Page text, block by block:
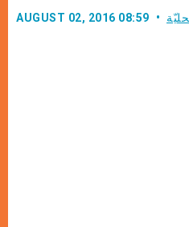
AUGUST 02, 2016 08:59